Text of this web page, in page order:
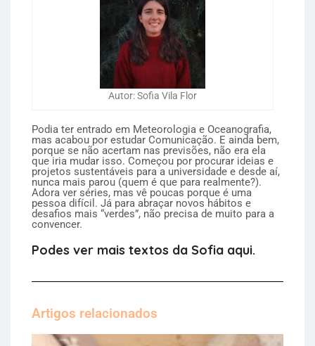
Autor: Sofia Vila Flor
Podia ter entrado em Meteorologia e Oceanografia,
mas acabou por estudar Comunicação. E ainda bem,
porque se não acertam nas previsões, não era ela
que iria mudar isso. Começou por procurar ideias e
projetos sustentáveis para a universidade e desde aí,
nunca mais parou (quem é que para realmente?).
Adora ver séries, mas vê poucas porque é uma
pessoa difícil. Já para abraçar novos hábitos e
desafios mais “verdes”, não precisa de muito para a
convencer.
Podes ver mais textos da Sofia aqui.
Artigos relacionados